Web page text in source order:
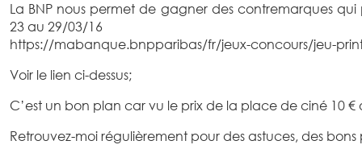
La BNP nous permet de gagner des contremarques
23 au 29/03/16
https://mabanque.bnpparibas/fr/jeux-concours/jeu-
Voir le lien ci-dessus;
C’est un bon plan car vu le prix de la place de ciné 10
Retrouvez-moi régulièrement pour des astuces, des